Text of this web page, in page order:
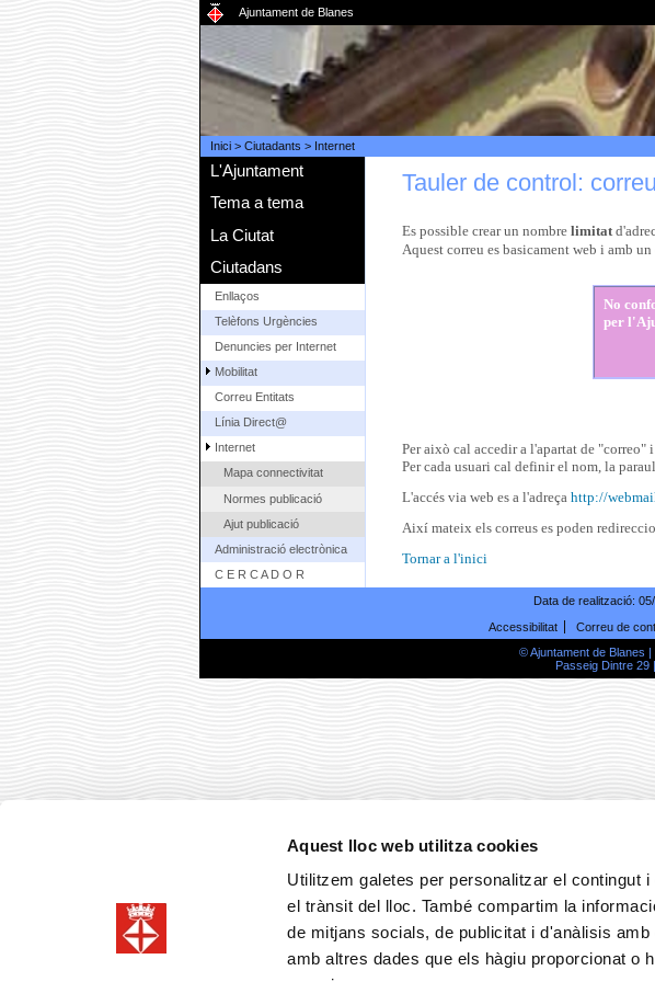
Aquest lloc web utilitza cookies
Utilitzem galetes per personalitzar el contingut
el trànsit del lloc. També compartim la
de mitjans socials, de publicitat i d'anàlisis
amb altres dades que els hàgiu proporcionat o
Ajuntament de Blanes
Inici> Ciutadants > Internet
L'Ajuntament
Tema a tema
La Ciutat
Ciutadans
Enllaços
Telèfons Urgències
Denuncies per Internet
Mobilitat
Correu Entitats
Línia Direct@
Internet
Mapa connectivitat
Normes publicació
Ajut publicació
Administració electrònica
C E R C A D O R
Tauler de control: correu
Es possible crear un nombre limitat
Aquest correu es basicament web i amb
No
per
Per això cal accedir a l'apartat de "correo"
Per cada usuari cal definir el nom, la
L'accés via web es a l'adreça http://
Així mateix els correus es poden
Tornar a l'inici
Data de realització:
Accessibilitat
Correu de
© Ajuntament de Blanes |
Passeig Dintre 29